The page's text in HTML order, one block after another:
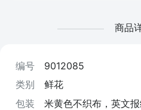
商品
编号
9012085
类别
鲜花
包装
米黄色不织布，英文